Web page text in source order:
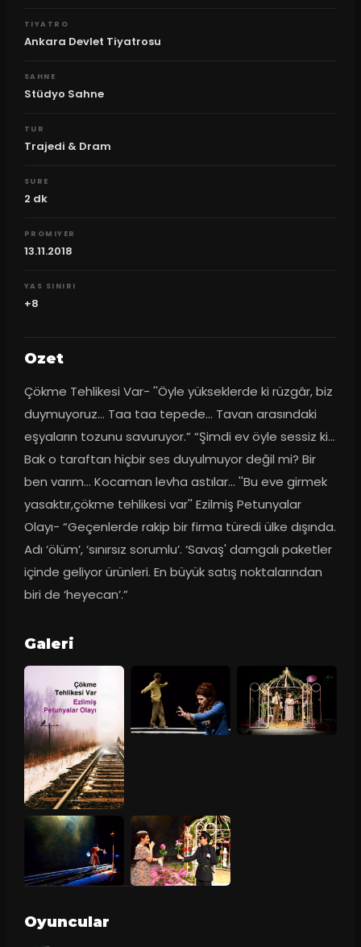
TIYATRO
Ankara Devlet Tiyatrosu
SAHNE
Stüdyo Sahne
TUR
Trajedi & Dram
SURE
2 dk
PROMIYER
13.11.2018
YAS SINIRI
+8
Ozet
Çökme Tehlikesi Var- ''Öyle yükseklerde ki rüzgâr, biz
duymuyoruz... Taa taa tepede... Tavan arasındaki
eşyaların tozunu savuruyor.” “Şimdi ev öyle sessiz ki...
Bak o taraftan hiçbir ses duyulmuyor değil mi? Bir
ben varım… Kocaman levha astılar... ''Bu eve girmek
yasaktır,çökme tehlikesi var'' Ezilmiş Petunyalar
Olayı- “Geçenlerde rakip bir firma türedi ülke dışında.
Adı ‘ölüm’, ‘sınırsız sorumlu’. ‘Savaş' damgalı paketler
içinde geliyor ürünleri. En büyük satış noktalarından
biri de ‘heyecan’.”
Galeri
Oyuncular